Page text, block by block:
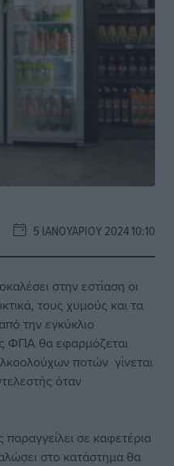
5 ΙΑΝΟΥΑΡΊΟΥ 2024 10:10
στην εστίαση οι
τους χυμούς και τα
την εγκύκλιο
ΦΠΑ θα εφαρμόζεται
ποτών γίνεται
όταν
σε καφετέρια
στο κατάστημα θα